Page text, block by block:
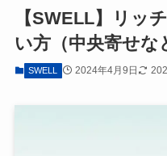
【SWELL】リッ
い方（中央寄せな
SWELL 2024年4月9日